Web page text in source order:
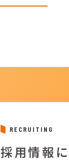
RECRUITING
採用情報